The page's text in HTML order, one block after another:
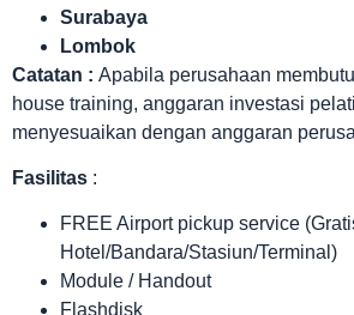
Surabaya
Lombok
Catatan : Apabila perusahaan
house training, anggaran investasi
menyesuaikan dengan anggaran
Fasilitas :
FREE Airport pickup service
Hotel/Bandara/Stasiun/Terminal)
Module / Handout
Flashdisk